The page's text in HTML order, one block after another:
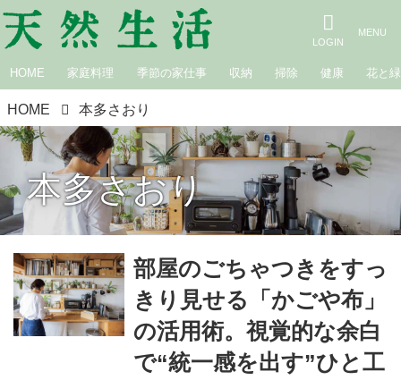
HOME 家庭料理 季節の家仕事 収納 掃除 健康 花と緑
HOME 本多さおり
本多さおり
部屋のごちゃつきをすっ
きり見せる「かごや布」
の活用術。視覚的な余白
で“統一感を出す”ひと工